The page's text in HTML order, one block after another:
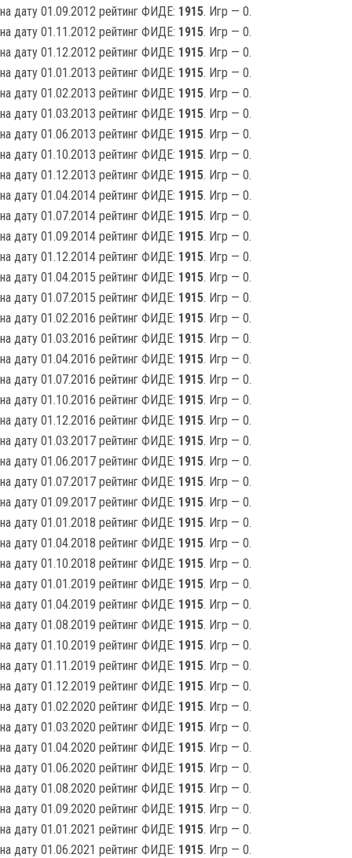
на дату 01.09.2012 рейтинг ФИДЕ: 1915. Игр — 0.
на дату 01.11.2012 рейтинг ФИДЕ: 1915. Игр — 0.
на дату 01.12.2012 рейтинг ФИДЕ: 1915. Игр — 0.
на дату 01.01.2013 рейтинг ФИДЕ: 1915. Игр — 0.
на дату 01.02.2013 рейтинг ФИДЕ: 1915. Игр — 0.
на дату 01.03.2013 рейтинг ФИДЕ: 1915. Игр — 0.
на дату 01.06.2013 рейтинг ФИДЕ: 1915. Игр — 0.
на дату 01.10.2013 рейтинг ФИДЕ: 1915. Игр — 0.
на дату 01.12.2013 рейтинг ФИДЕ: 1915. Игр — 0.
на дату 01.04.2014 рейтинг ФИДЕ: 1915. Игр — 0.
на дату 01.07.2014 рейтинг ФИДЕ: 1915. Игр — 0.
на дату 01.09.2014 рейтинг ФИДЕ: 1915. Игр — 0.
на дату 01.12.2014 рейтинг ФИДЕ: 1915. Игр — 0.
на дату 01.04.2015 рейтинг ФИДЕ: 1915. Игр — 0.
на дату 01.07.2015 рейтинг ФИДЕ: 1915. Игр — 0.
на дату 01.02.2016 рейтинг ФИДЕ: 1915. Игр — 0.
на дату 01.03.2016 рейтинг ФИДЕ: 1915. Игр — 0.
на дату 01.04.2016 рейтинг ФИДЕ: 1915. Игр — 0.
на дату 01.07.2016 рейтинг ФИДЕ: 1915. Игр — 0.
на дату 01.10.2016 рейтинг ФИДЕ: 1915. Игр — 0.
на дату 01.12.2016 рейтинг ФИДЕ: 1915. Игр — 0.
на дату 01.03.2017 рейтинг ФИДЕ: 1915. Игр — 0.
на дату 01.06.2017 рейтинг ФИДЕ: 1915. Игр — 0.
на дату 01.07.2017 рейтинг ФИДЕ: 1915. Игр — 0.
на дату 01.09.2017 рейтинг ФИДЕ: 1915. Игр — 0.
на дату 01.01.2018 рейтинг ФИДЕ: 1915. Игр — 0.
на дату 01.04.2018 рейтинг ФИДЕ: 1915. Игр — 0.
на дату 01.10.2018 рейтинг ФИДЕ: 1915. Игр — 0.
на дату 01.01.2019 рейтинг ФИДЕ: 1915. Игр — 0.
на дату 01.04.2019 рейтинг ФИДЕ: 1915. Игр — 0.
на дату 01.08.2019 рейтинг ФИДЕ: 1915. Игр — 0.
на дату 01.10.2019 рейтинг ФИДЕ: 1915. Игр — 0.
на дату 01.11.2019 рейтинг ФИДЕ: 1915. Игр — 0.
на дату 01.12.2019 рейтинг ФИДЕ: 1915. Игр — 0.
на дату 01.02.2020 рейтинг ФИДЕ: 1915. Игр — 0.
на дату 01.03.2020 рейтинг ФИДЕ: 1915. Игр — 0.
на дату 01.04.2020 рейтинг ФИДЕ: 1915. Игр — 0.
на дату 01.06.2020 рейтинг ФИДЕ: 1915. Игр — 0.
на дату 01.08.2020 рейтинг ФИДЕ: 1915. Игр — 0.
на дату 01.09.2020 рейтинг ФИДЕ: 1915. Игр — 0.
на дату 01.01.2021 рейтинг ФИДЕ: 1915. Игр — 0.
на дату 01.06.2021 рейтинг ФИДЕ: 1915. Игр — 0.